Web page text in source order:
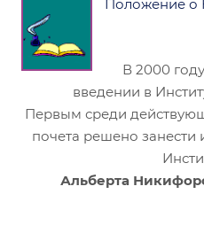
Положение о
В 2000
введении в
Первым среди
почета решено занести
Альберта